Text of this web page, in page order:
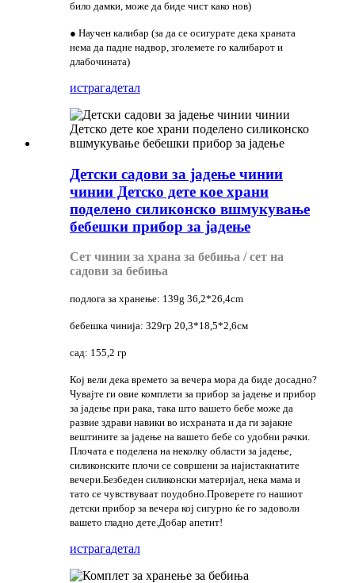
било дамки, може да биде чист како нов)
● Научен калибар (за да се осигурате дека храната
нема да падне надвор, зголемете го калибарот и
длабочината)
истрагадетал
Детски садови за јадење чинии
чинии Детско дете кое храни
поделено силиконско вшмукување
бебешки прибор за јадење
Сет чинии за храна за бебиња / сет на
садови за бебиња
подлога за хранење: 139g 36,2*26,4cm
бебешка чинија: 329гр 20,3*18,5*2,6см
сад: 155,2 гр
Кој вели дека времето за вечера мора да биде досадно?
Чувајте ги овие комплети за прибор за јадење и прибор
за јадење при рака, така што вашето бебе може да
развие здрави навики во исхраната и да ги зајакне
вештините за јадење на вашето бебе со удобни рачки.
Плочата е поделена на неколку области за јадење,
силиконските плочи се совршени за најистакнатите
вечери.Безбеден силиконски материјал, нека мама и
тато се чувствуваат поудобно.Проверете го нашиот
детски прибор за вечера кој сигурно ќе го задоволи
вашето гладно дете.Добар апетит!
истрагадетал